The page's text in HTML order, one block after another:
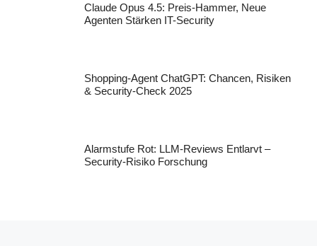
Claude Opus 4.5: Preis-Hammer, Neue
Agenten Stärken IT-Security
Shopping-Agent ChatGPT: Chancen, Risiken
& Security-Check 2025
Alarmstufe Rot: LLM-Reviews Entlarvt –
Security-Risiko Forschung